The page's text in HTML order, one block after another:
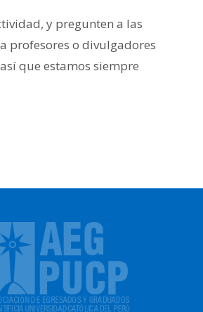
y pregunten a las
profesores o divulgadores
que estamos siempre